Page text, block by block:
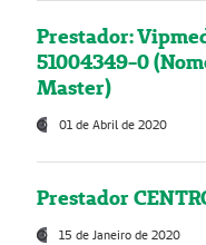
Prestador:
51004349-0
Master)
01 de Abril de 2020
Prestador
15 de Janeiro de 2020